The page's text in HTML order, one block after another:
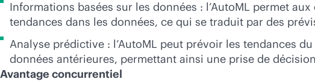
Informations basées sur les données : l’AutoML permet
tendances dans les données, ce qui se traduit par des
Analyse prédictive : l’AutoML peut prévoir les tendances
données antérieures, permettant ainsi une prise de
Avantage concurrentiel